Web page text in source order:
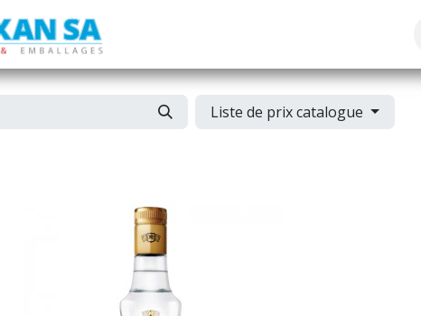
Liste de prix catalogue